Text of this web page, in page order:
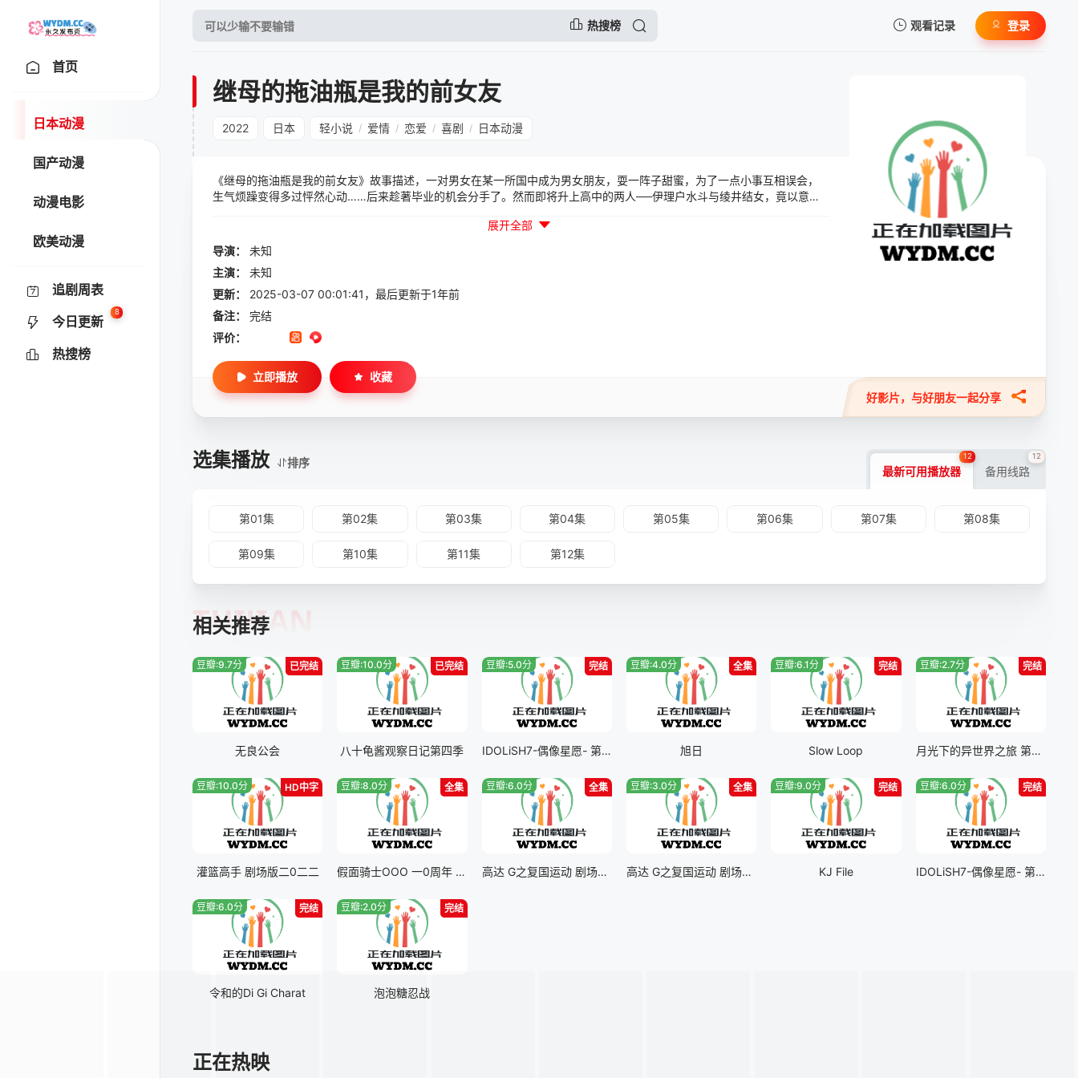
热搜榜 观看记录
暂无观看影片的记录
登录
首页
日本动漫
国产动漫
动漫电影
欧美动漫
追剧周表
今日更新
8
热搜榜
继母的拖油瓶是我的前女友
2022 日本 轻小说 / 爱情 / 恋爱 / 喜剧 / 日本动漫
《继母的拖油瓶是我的前女友》故事描述，一对男女在某一所国中成为男女朋友，耍一阵子甜蜜，为了一点小事互相误会，
生气烦躁变得多过怦然心动……后来趁著毕业的机会分手了。然而即将升上高中的两人──伊理户水斗与绫井结女，竟以意想
侣顾虑到爸妈的心情，说好了必须遵守“谁把对方看成异性就算输”的“兄弟姊妹规定”，然而又是洗澡出来不期而遇，又是两人
独处的上学放学……“当时”的回忆加上同住一个屋檐下的状况，害得两人无法不注意对方的一举一动！？ 本作曾获得“这本
轻小说真厉害！2020”文库部门新作第 3 名、第三届カクヨム网络小说大赛“恋爱喜剧部门”大赏，这次宣布改编动画，官方尚
未宣布将以何种形式推出，对于本作有兴趣的人，可注意后续相关报导。
展开全部
导演：
未知
主演：
未知
更新：
2025-03-07 00:01:41，最后更新于1年前
备注：
完结
评价：
好影片，与好朋友一起分享
立即播放 收藏
选集播放 排序
最新可用播放器
12
备用线路
12
第01集 第02集 第03集 第04集 第05集 第06集 第07集 第08集
第09集 第10集 第11集 第12集
相关推荐
TUIJIAN
已完结
豆瓣:9.7分
无良公会
已完结
豆瓣:10.0分
八十龟酱观察日记第四季
完结
豆瓣:5.0分
IDOLiSH7-偶像星愿- 第三季 part二
全集
豆瓣:4.0分
旭日
完结
豆瓣:6.1分
Slow Loop
完结
豆瓣:2.7分
月光下的异世界之旅 第二季
HD中字
豆瓣:10.0分
灌篮高手 剧场版二0二二
全集
豆瓣:8.0分
假面骑士OOO 一0周年 复活的核心硬币
全集
豆瓣:6.0分
高达 G之复国运动 剧场版V 跨越死线
全集
豆瓣:3.0分
高达 G之复国运动 剧场版IV 在激斗中呼唤爱
完结
豆瓣:9.0分
KJ File
完结
豆瓣:6.0分
IDOLiSH7-偶像星愿- 第Ⅲ季part二
完结
豆瓣:6.0分
令和的Di Gi Charat
完结
豆瓣:2.0分
泡泡糖忍战
正在热映